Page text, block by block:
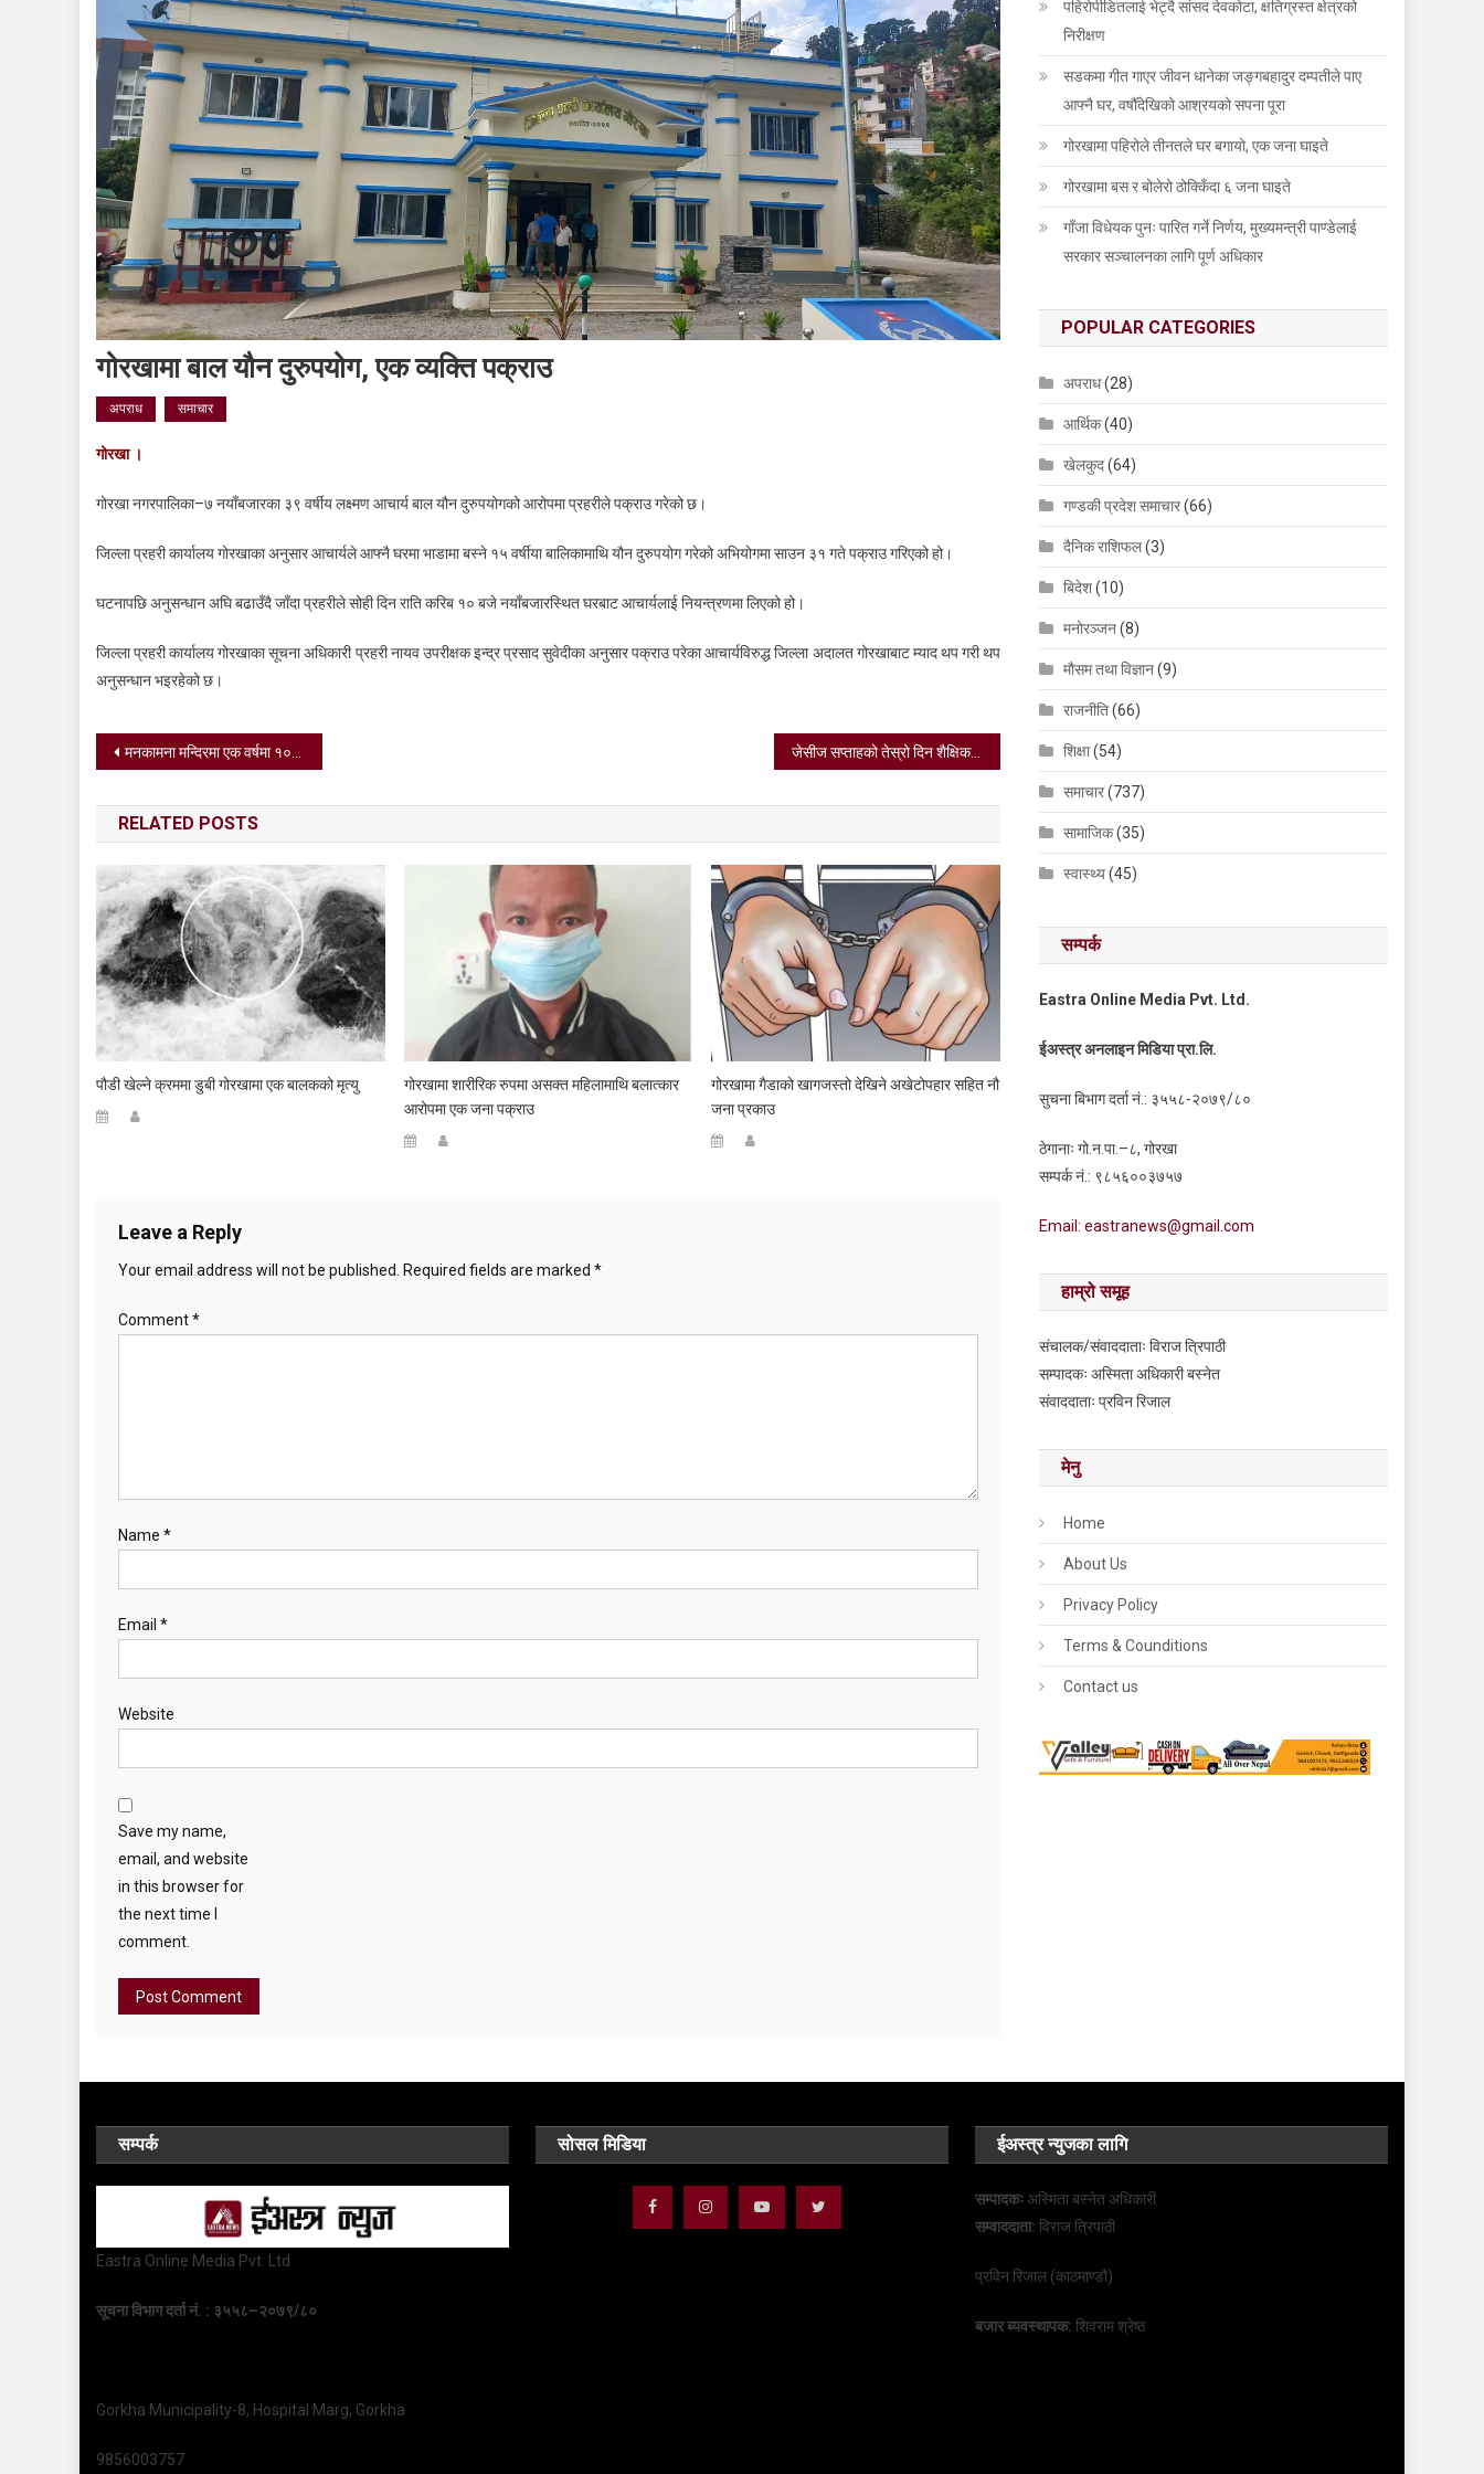
गोरखामा बाल यौन दुरुपयोग, एक व्यक्ति पक्राउ
अपराध समाचार
गोरखा ।
गोरखा नगरपालिका–७ नयाँबजारका ३९ वर्षीय लक्ष्मण आचार्य बाल यौन दुरुपयोगको आरोपमा प्रहरीले पक्राउ गरेको छ।
जिल्ला प्रहरी कार्यालय गोरखाका अनुसार आचार्यले आफ्नै घरमा भाडामा बस्ने १५ वर्षीया बालिकामाथि यौन दुरुपयोग गरेको अभियोगमा साउन ३१ गते पक्राउ गरिएको हो।
घटनापछि अनुसन्धान अघि बढाउँदै जाँदा प्रहरीले सोही दिन राति करिब १० बजे नयाँबजारस्थित घरबाट आचार्यलाई नियन्त्रणमा लिएको हो।
जिल्ला प्रहरी कार्यालय गोरखाका सूचना अधिकारी प्रहरी नायव उपरीक्षक इन्द्र प्रसाद सुवेदीका अनुसार पक्राउ परेका आचार्यविरुद्ध जिल्ला अदालत गोरखाबाट म्याद थप गरी थप
अनुसन्धान भइरहेको छ।
Post
navigation
मनकामना मन्दिरमा एक वर्षमा १० लाख भक्तजन, १ करोड २८ लाख चन्दा संकलन जेसीज सप्ताहको तेस्रो दिन शैक्षिक तथा खेलकुद सामग्री वितरण
RELATED POSTS
पौडी खेल्ने क्रममा डुबी गोरखामा एक बालकको मृत्यु
गोरखामा शारीरिक रुपमा असक्त महिलामाथि बलात्कार
आरोपमा एक जना पक्राउ
गोरखामा गैडाको खागजस्तो देखिने अखेटोपहार सहित नौ
जना प्रकाउ
Leave a Reply
Your email address will not be published. Required fields are marked *
Comment*
Name *
Email *
Website
Save my name,
email, and website
in this browser for
the next time I
comment.
पहिरोपीडितलाई भेट्दै सांसद देवकोटा, क्षतिग्रस्त क्षेत्रको
निरीक्षण
सडकमा गीत गाएर जीवन धानेका जङ्गबहादुर दम्पतीले पाए
आफ्नै घर, वर्षौँदेखिको आश्रयको सपना पूरा
गोरखामा पहिरोले तीनतले घर बगायो, एक जना घाइते
गोरखामा बस र बोलेरो ठोक्किँदा ६ जना घाइते
गाँजा विधेयक पुनः पारित गर्ने निर्णय, मुख्यमन्त्री पाण्डेलाई
सरकार सञ्चालनका लागि पूर्ण अधिकार
POPULAR CATEGORIES
अपराध(28)
आर्थिक(40)
खेलकुद(64)
गण्डकी प्रदेश समाचार(66)
दैनिक राशिफल(3)
बिदेश(10)
मनोरञ्जन(8)
मौसम तथा विज्ञान(9)
राजनीति(66)
शिक्षा(54)
समाचार(737)
सामाजिक(35)
स्वास्थ्य(45)
सम्पर्क
Eastra Online Media Pvt. Ltd.
ईअस्त्र अनलाइन मिडिया प्रा.लि.
सुचना बिभाग दर्ता नं.: ३५५८-२०७९/८०
ठेगानाः गो.न.पा.–८, गोरखा
सम्पर्क नं.: ९८५६००३७५७
Email: eastranews@gmail.com
हाम्रो समूह
संचालक/संवाददाताः विराज त्रिपाठी
सम्पादकः अस्मिता अधिकारी बस्नेत
संवाददाताः प्रविन रिजाल
मेनु
Home
About Us
Privacy Policy
Terms & Counditions
Contact us
सम्पर्क
Eastra Online Media Pvt. Ltd
सूचना विभाग दर्ता नं. : ३५५८–२०७९/८०
Gorkha Municipality-8, Hospital Marg, Gorkha
9856003757
सोसल मिडिया ईअस्त्र न्युजका लागि
सम्पादकः अस्मिता बस्नेत अधिकारी
सम्वाददाता: विराज त्रिपाठी
प्रविन रिजाल (काठमाण्डौ)
बजार ब्यवस्थापक: शिवराम श्रेष्ठ